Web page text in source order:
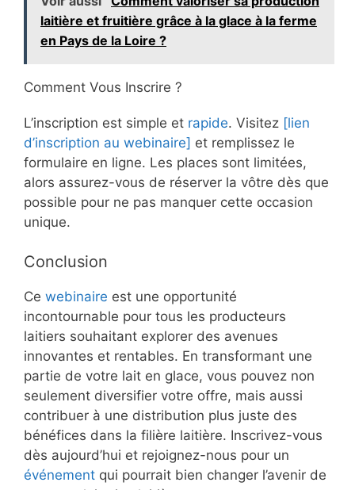
laitière et fruitière grâce à la glace à la ferme
en Pays de la Loire ?
Comment Vous Inscrire ?
L’inscription est simple et rapide. Visitez [lien
d’inscription au webinaire] et remplissez le
formulaire en ligne. Les places sont limitées,
alors assurez-vous de réserver la vôtre dès que
possible pour ne pas manquer cette occasion
unique.
Conclusion
Ce webinaire est une opportunité
incontournable pour tous les producteurs
laitiers souhaitant explorer des avenues
innovantes et rentables. En transformant une
partie de votre lait en glace, vous pouvez non
seulement diversifier votre offre, mais aussi
contribuer à une distribution plus juste des
bénéfices dans la filière laitière. Inscrivez-vous
dès aujourd’hui et rejoignez-nous pour un
événement qui pourrait bien changer l’avenir de